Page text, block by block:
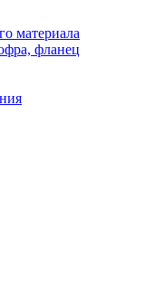
материала
фланец